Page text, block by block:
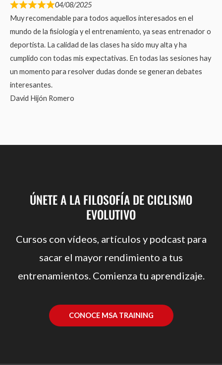
04/08/2025
Muy recomendable para todos aquellos interesados en el
mundo de la fisiología y el entrenamiento, ya seas entrenador o
deportista. La calidad de las clases ha sido muy alta y ha
cumplido con todas mis expectativas. En todas las sesiones hay
un momento para resolver dudas donde se generan debates
interesantes.
David Hijón Romero
ÚNETE A LA FILOSOFÍA DE CICLISMO
EVOLUTIVO
Cursos con vídeos, artículos y podcast para
sacar el mayor rendimiento a tus
entrenamientos. Comienza tu aprendizaje.
CONOCE MSA TRAINING